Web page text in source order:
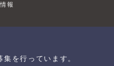
報
を行っています。